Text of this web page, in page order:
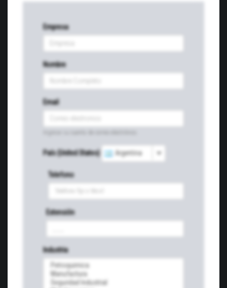
Empresa
Nombre
Email
País (United States) Argentina
Telefono
Extensión
Industria